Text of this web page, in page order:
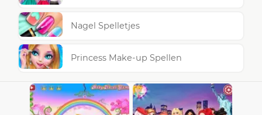
Nagel Spelletjes
Princess Make-up Spellen